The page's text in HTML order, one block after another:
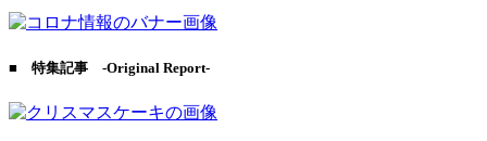
■ 特集記事 -Original Report-